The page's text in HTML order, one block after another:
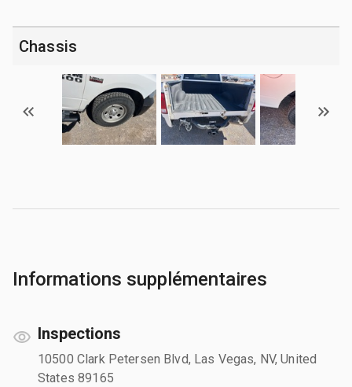
Chassis
Informations supplémentaires
Inspections
10500 Clark Petersen Blvd, Las Vegas, NV, United
States 89165